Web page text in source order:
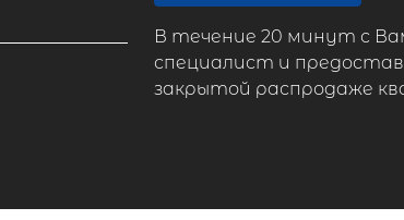
В течение 20 минут с
специалист и
закрытой распродаже